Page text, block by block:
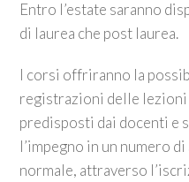
Entro l’estate saranno
di laurea che post laurea.
I corsi offriranno la
registrazioni delle
predisposti dai docenti e
l’impegno in un numero
normale, attraverso